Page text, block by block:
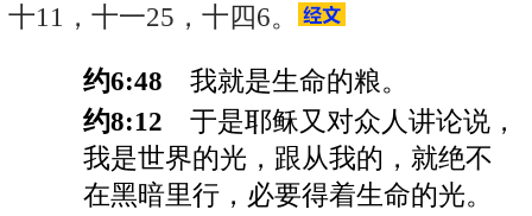
十11，十一25，十四6。
约6:48 我就是生命的粮。
约8:12 于是耶稣又对众人讲论说，
我是世界的光，跟从我的，就绝不
在黑暗里行，必要得着生命的光。